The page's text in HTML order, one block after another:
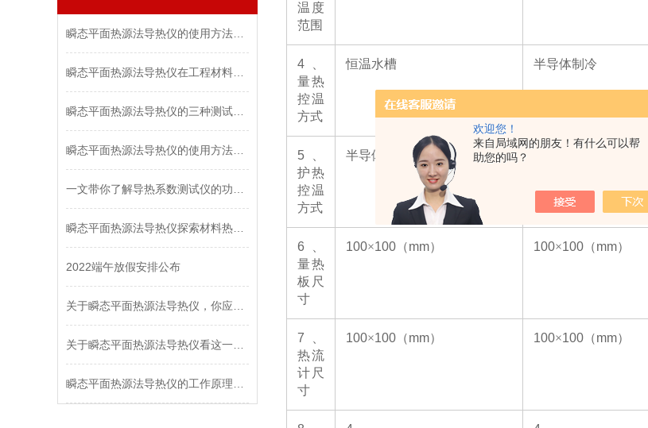
欢迎您！
来自局域网的朋友！有什么可以帮
助您的吗？
2022端午放假安排公布
温度
范围
4
量热
控温
方式
恒温水槽 半导体制冷
5
护热
控温
方式
半导体制冷
6
量热
板尺
寸
100×100 （mm） 100×100 （mm）
7
热流
计尺
寸
100×100 （mm） 100×100 （mm）